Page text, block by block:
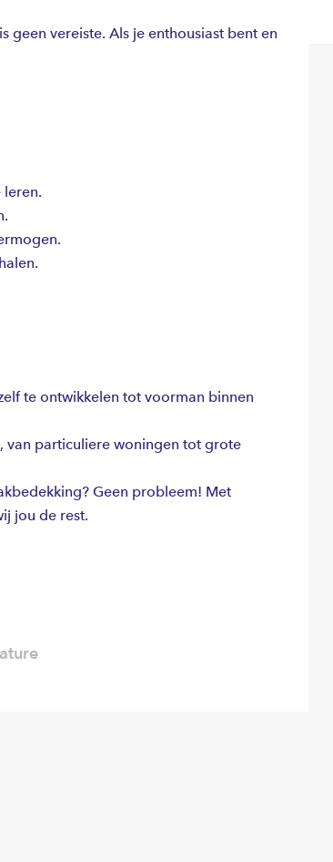
geen vereiste. Als je enthousiast bent en
leren.
te ontwikkelen tot voorman binnen
van particuliere woningen tot grote
Geen probleem! Met
jou de rest.